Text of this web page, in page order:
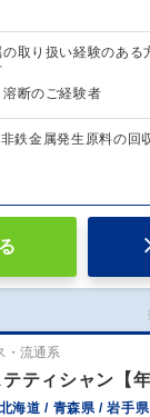
の取り扱い経験のあ
溶断のご経験者
鉄金属発生原料の回
・流通系
ティシャン【
北海道 / 青森県 / 岩手